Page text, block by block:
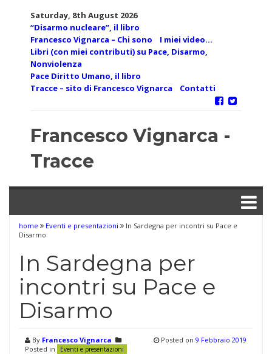
Saturday, 8th August 2026
“Disarmo nucleare”, il libro
Francesco Vignarca – Chi sono
I miei video…
Libri (con miei contributi) su Pace, Disarmo,
Nonviolenza
Pace Diritto Umano, il libro
Tracce – sito di Francesco Vignarca
Contatti
Francesco Vignarca -
Tracce
home Eventi e presentazioni
In Sardegna per incontri su Pace e
Disarmo
In Sardegna per
incontri su Pace e
Disarmo
By Francesco Vignarca
Posted in
Eventi e presentazioni
Posted on 9 Febbraio 2019